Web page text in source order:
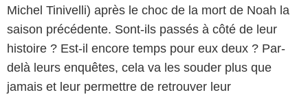
Michel Tinivelli) après le choc de la mort de Noah la
saison précédente. Sont-ils passés à côté de leur
histoire ? Est-il encore temps pour eux deux ? Par-
delà leurs enquêtes, cela va les souder plus que
jamais et leur permettre de retrouver leur